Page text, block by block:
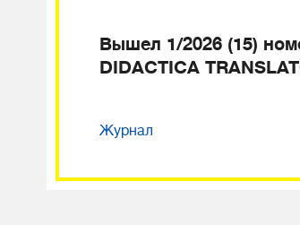
Вышел 1/2026 (15)
DIDACTICA
Журнал